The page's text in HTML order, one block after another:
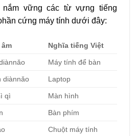
vững các từ vựng tiếng
cứng máy tính dưới đây:
Nghĩa tiếng Việt
Máy tính để bàn
diànnǎo Laptop
qì Màn hình
Bàn phím
Chuột máy tính